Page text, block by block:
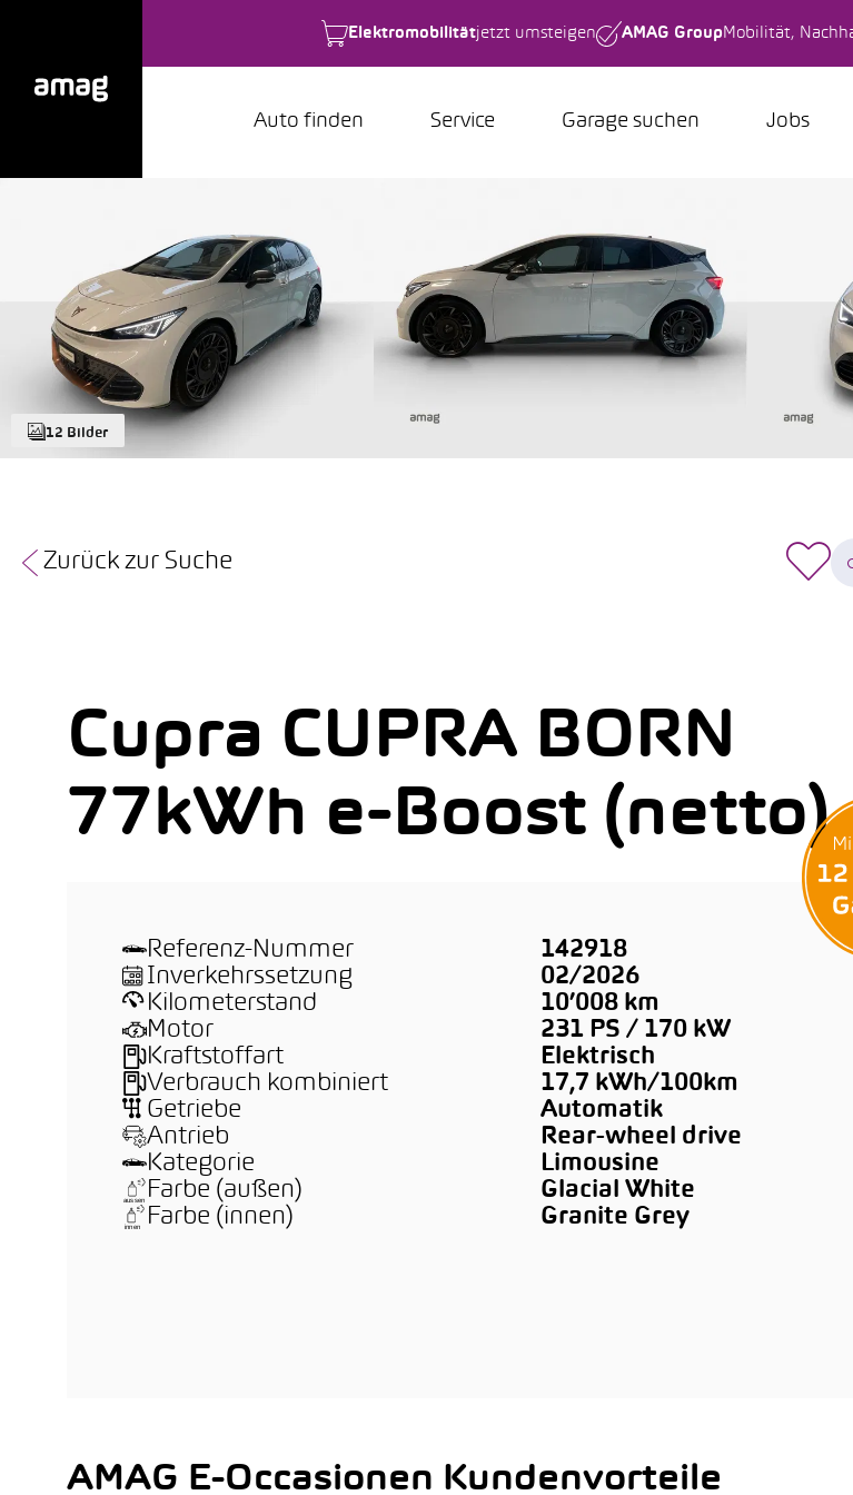
Elektromobilitätjetzt umsteigen AMAG Group Mobilität,
Auto finden Service Garage suchen Jobs
12 Bilder
Zurück zur Suche
Cupra CUPRA BORN
77kWh e-Boost (netto)
Referenz-Nummer
142918
Inverkehrssetzung
02/2026
Kilometerstand
10’008 km
Motor
231 PS / 170 kW
Kraftstoffart
Elektrisch
Verbrauch kombiniert
17,7 kWh/100km
Getriebe
Automatik
Antrieb
Rear-wheel drive
Kategorie
Limousine
Farbe (außen)
Glacial White
Farbe (innen)
Granite Grey
AMAG E-Occasionen Kundenvorteile